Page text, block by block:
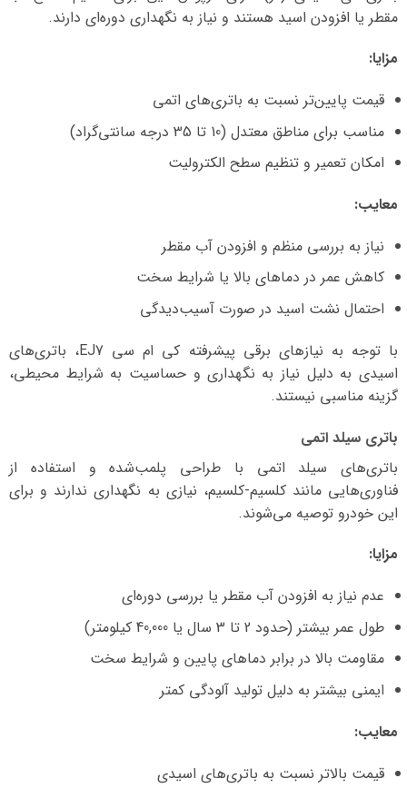
مقطر یا افزودن اسید هستند و نیاز به نگهداری دوره‌ای دارند.
مزایا:
قیمت پایین‌تر نسبت به باتری‌های اتمی
مناسب برای مناطق معتدل (10 تا 35 درجه سانتی‌گراد)
امکان تعمیر و تنظیم سطح الکترولیت
معایب:
نیاز به بررسی منظم و افزودن آب مقطر
کاهش عمر در دماهای بالا یا شرایط سخت
احتمال نشت اسید در صورت آسیب‌دیدگی
با توجه به نیازهای برقی پیشرفته کی ام سی EJ7، باتری‌های
اسیدی به دلیل نیاز به نگهداری و حساسیت به شرایط محیطی،
گزینه مناسبی نیستند.
باتری سیلد اتمی
باتری‌های سیلد اتمی با طراحی پلمب‌شده و استفاده از
فناوری‌هایی مانند کلسیم-کلسیم، نیازی به نگهداری ندارند و برای
این خودرو توصیه می‌شوند.
مزایا:
عدم نیاز به افزودن آب مقطر یا بررسی دوره‌ای
طول عمر بیشتر (حدود 2 تا 3 سال یا 40,000 کیلومتر)
مقاومت بالا در برابر دماهای پایین و شرایط سخت
ایمنی بیشتر به دلیل تولید آلودگی کمتر
معایب:
قیمت بالاتر نسبت به باتری‌های اسیدی